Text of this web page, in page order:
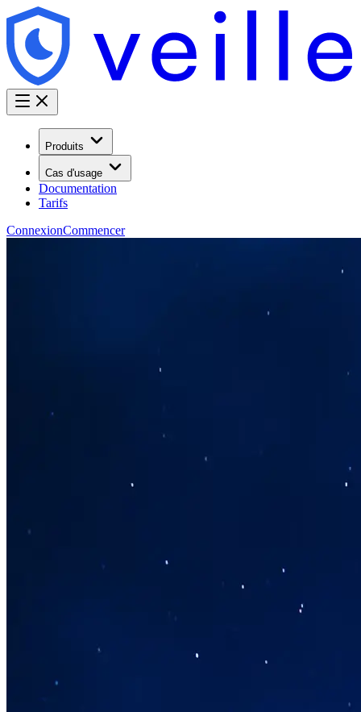
Produits
Cas d'usage
Documentation
Tarifs
ConnexionCommencer